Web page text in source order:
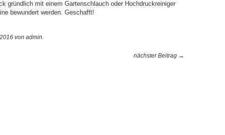
gründlich mit einem Gartenschlauch oder Hochdruckreiniger
bewundert werden. Geschafft!
von admin.
nächster Beitrag →